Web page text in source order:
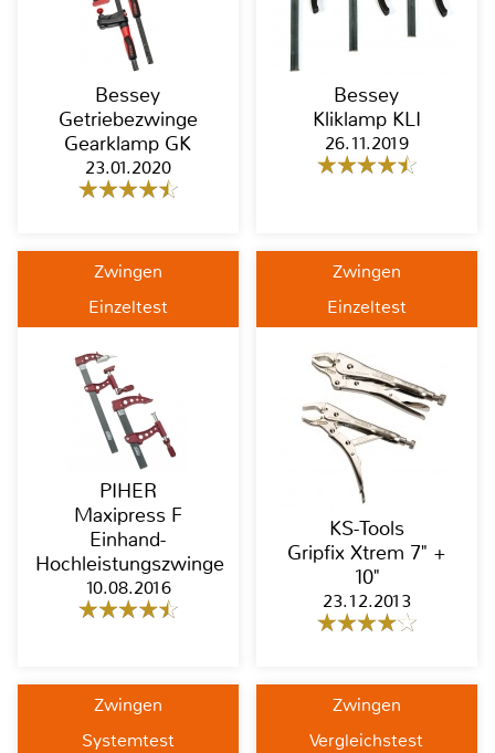
Bessey
Getriebezwinge
Gearklamp GK
23.01.2020
Bessey
Kliklamp KLI
26.11.2019
Zwingen
Einzeltest
PIHER
Maxipress F
Einhand-
Hochleistungszwinge
10.08.2016
Zwingen
Einzeltest
KS-Tools
Gripfix Xtrem 7" +
10"
23.12.2013
Zwingen
Systemtest
Zwingen
Vergleichstest